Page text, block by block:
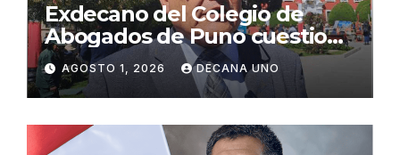
Exdecano del Colegio de
Abogados de Puno cuestiona
propuestas sobre seguridad
ciudadana
AGOSTO 1, 2026 DECANA UNO